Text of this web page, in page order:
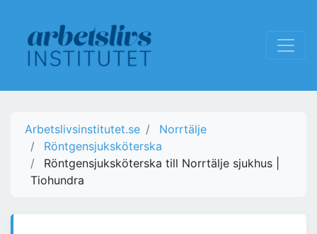
Arbetslivsinstitutet.se
Norrtälje
Röntgensjuksköterska
Röntgensjuksköterska till Norrtälje sjukhus |
Tiohundra